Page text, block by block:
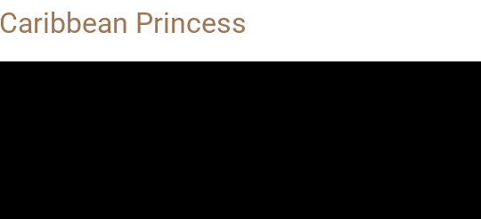
Caribbean Princess